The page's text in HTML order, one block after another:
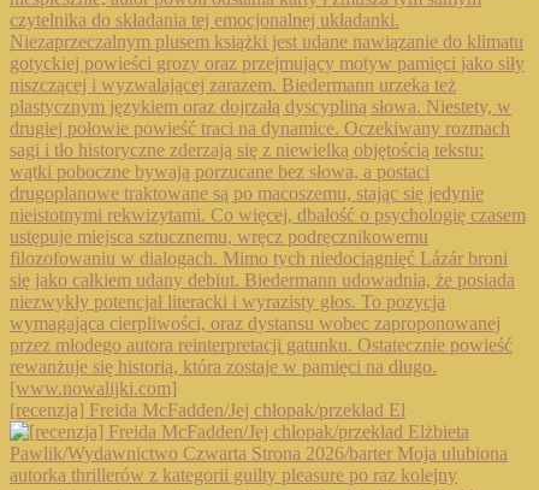
[recenzja] Freida McFadden/Jej chłopak/przekład El